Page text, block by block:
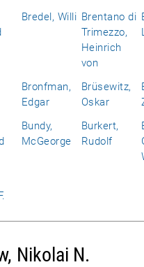
Bredel, Willi Brentano di
Trimezzo,
Heinrich
von
Bronfman,
Edgar
Brüsewitz,
Oskar
Bundy,
McGeorge
Burkert,
Rudolf
Nikolai N.